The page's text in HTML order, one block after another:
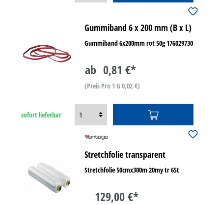
Gummiband 6 x 200 mm (B x L)
Gummiband 6x200mm rot 50g 176029730
ab 0,81 €*
(Preis Pro 1 G 0,02 €)
sofort lieferbar
Stretchfolie transparent
Stretchfolie 50cmx300m 20my tr 6St
129,00 €*